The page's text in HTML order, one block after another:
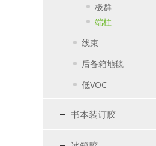
极群
端柱
线束
后备箱地毯
低VOC
书本装订胶